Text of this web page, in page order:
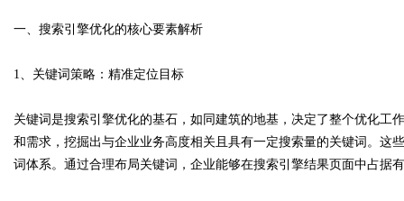
一、搜索引擎优化的核心要素解析
1、关键词策略：精准定位目标
关键词是搜索引擎优化的基石，如同建筑的地基，决定了整个优化工
和需求，挖掘出与企业业务高度相关且具有一定搜索量的关键词。这
词体系。通过合理布局关键词，企业能够在搜索引擎结果页面中占据